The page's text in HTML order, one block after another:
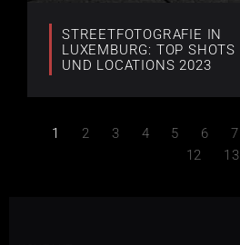
STREETFOTOGRAFIE IN
LUXEMBURG: TOP SHOTS
UND LOCATIONS 2023
1 2 3 4 5 6 7
12
13